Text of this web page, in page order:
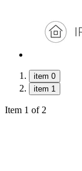
item 0
item 1
Item 1 of 2